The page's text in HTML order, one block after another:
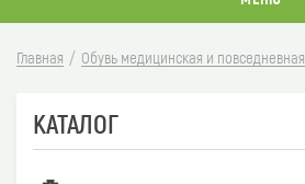
Главная Обувь медицинская и повседневная
КАТАЛОГ